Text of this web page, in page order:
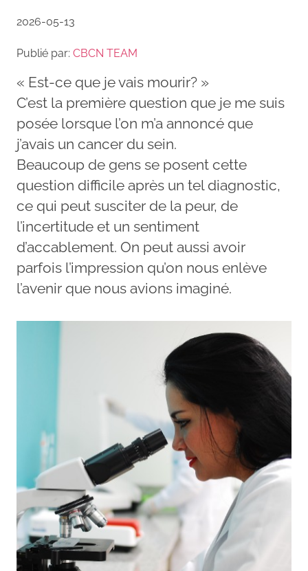
2026-05-13
Publié par: CBCN TEAM
« Est-ce que je vais mourir? »
C’est la première question que je me suis
posée lorsque l’on m’a annoncé que
j’avais un cancer du sein.
Beaucoup de gens se posent cette
question difficile après un tel diagnostic,
ce qui peut susciter de la peur, de
l’incertitude et un sentiment
d’accablement. On peut aussi avoir
parfois l’impression qu’on nous enlève
l’avenir que nous avions imaginé.